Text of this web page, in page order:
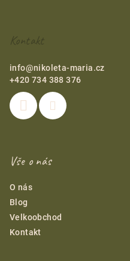
Kontakt
info@nikoleta-maria.cz
+420 734 388 376
Vše o nás
O nás
Blog
Velkoobchod
Kontakt